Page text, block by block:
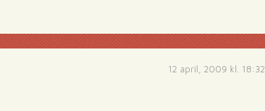
12 april, 2009 kl. 18:32